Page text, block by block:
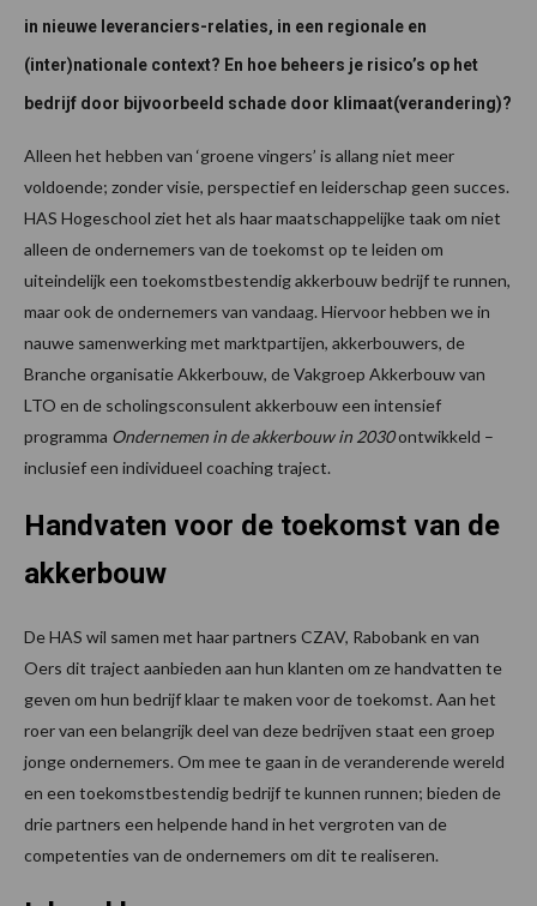
in nieuwe leveranciers-relaties, in een regionale en
(inter)nationale context? En hoe beheers je risico’s op het
bedrijf door bijvoorbeeld schade door klimaat(verandering)?
Alleen het hebben van ‘groene vingers’ is allang niet meer
voldoende; zonder visie, perspectief en leiderschap geen succes.
HAS Hogeschool ziet het als haar maatschappelijke taak om niet
alleen de ondernemers van de toekomst op te leiden om
uiteindelijk een toekomstbestendig akkerbouw bedrijf te runnen,
maar ook de ondernemers van vandaag. Hiervoor hebben we in
nauwe samenwerking met marktpartijen, akkerbouwers, de
Branche organisatie Akkerbouw, de Vakgroep Akkerbouw van
LTO en de scholingsconsulent akkerbouw een intensief
programma Ondernemen in de akkerbouw in 2030ontwikkeld –
inclusief een individueel coaching traject.
Handvaten voor de toekomst van de
akkerbouw
De HAS wil samen met haar partners CZAV, Rabobank en van
Oers dit traject aanbieden aan hun klanten om ze handvatten te
geven om hun bedrijf klaar te maken voor de toekomst. Aan het
roer van een belangrijk deel van deze bedrijven staat een groep
jonge ondernemers. Om mee te gaan in de veranderende wereld
en een toekomstbestendig bedrijf te kunnen runnen; bieden de
drie partners een helpende hand in het vergroten van de
competenties van de ondernemers om dit te realiseren.